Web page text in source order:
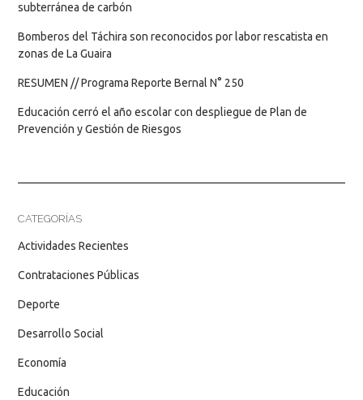
subterránea de carbón
Bomberos del Táchira son reconocidos por labor rescatista en
zonas de La Guaira
RESUMEN // Programa Reporte Bernal N° 250
Educación cerró el año escolar con despliegue de Plan de
Prevención y Gestión de Riesgos
CATEGORÍAS
Actividades Recientes
Contrataciones Públicas
Deporte
Desarrollo Social
Economía
Educación